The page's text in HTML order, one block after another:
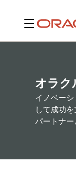
メニュー
オラク
イノベー
して成功
パートナー